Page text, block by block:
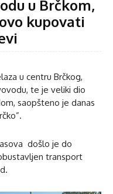
u Brčkom,
kupovati
u centru Brčkog,
te je veliki dio
saopšteno je danas
došlo je do
transport